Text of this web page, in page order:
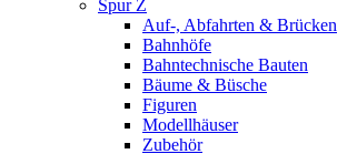
Spur Z
Auf-, Abfahrten & Brücken
Bahnhöfe
Bahntechnische Bauten
Bäume & Büsche
Figuren
Modellhäuser
Zubehör